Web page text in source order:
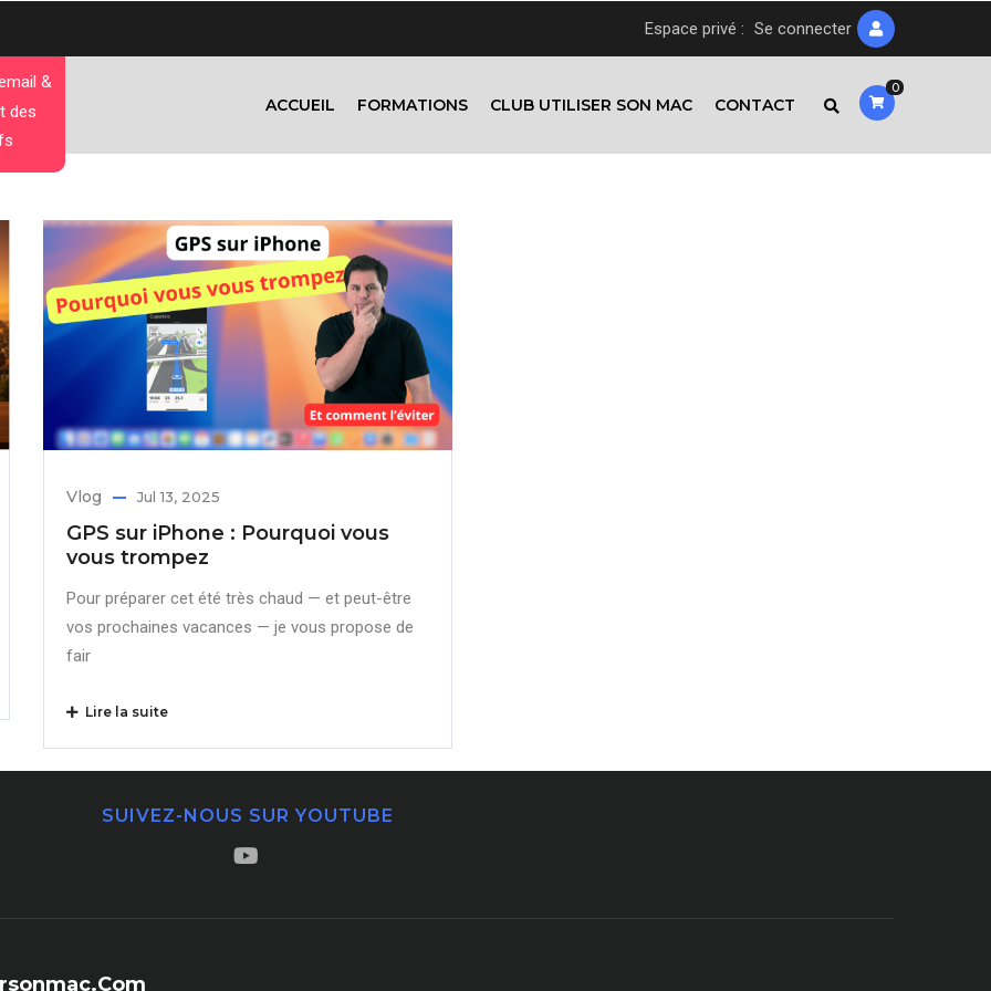
Espace privé : Se connecter
ACCUEIL FORMATIONS CLUB UTILISER SON MAC CONTACT
&
des
0
Vlog Jul 13, 2025
GPS sur iPhone : Pourquoi vous
vous trompez
Pour préparer cet été très chaud — et peut-être
vos prochaines vacances — je vous propose de
fair
Lire la suite
SUIVEZ-NOUS SUR YOUTUBE